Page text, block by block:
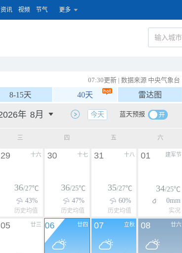
资讯 视频 节气 更多
07:30更新 | 数据来源 中央气象台
8-15天 40天 雷达图
蓝天预报
今天
三 四 五 六
十六
29
36/27℃
43%
历史均值
十七
30
36/25℃
47%
历史均值
十八
31
35/27℃
60%
历史均值
建军节
01
34/25℃
0mm
实况
廿三
05 廿四
06 立秋
07 廿六
08